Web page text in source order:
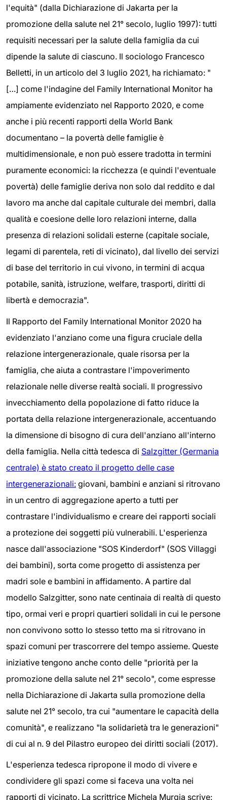
l'equità" (dalla Dichiarazione di Jakarta per la
promozione della salute nel 21° secolo, luglio 1997): tutti
requisiti necessari per la salute della famiglia da cui
dipende la salute di ciascuno. Il sociologo Francesco
Belletti, in un articolo del 3 luglio 2021, ha richiamato: "
[…] come l'indagine del Family International Monitor ha
ampiamente evidenziato nel Rapporto 2020, e come
anche i più recenti rapporti della World Bank
documentano – la povertà delle famiglie è
multidimensionale, e non può essere tradotta in termini
puramente economici: la ricchezza (e quindi l'eventuale
povertà) delle famiglie deriva non solo dal reddito e dal
lavoro ma anche dal capitale culturale dei membri, dalla
qualità e coesione delle loro relazioni interne, dalla
presenza di relazioni solidali esterne (capitale sociale,
legami di parentela, reti di vicinato), dal livello dei servizi
di base del territorio in cui vivono, in termini di acqua
potabile, sanità, istruzione, welfare, trasporti, diritti di
libertà e democrazia".
Il Rapporto del Family International Monitor 2020 ha
evidenziato l'anziano come una figura cruciale della
relazione intergenerazionale, quale risorsa per la
famiglia, che aiuta a contrastare l'impoverimento
relazionale nelle diverse realtà sociali. Il progressivo
invecchiamento della popolazione di fatto riduce la
portata della relazione intergenerazionale, accentuando
la dimensione di bisogno di cura dell'anziano all'interno
della famiglia. Nella città tedesca di Salzgitter (Germania
centrale) è stato creato il progetto delle case
intergenerazionali: giovani, bambini e anziani si ritrovano
in un centro di aggregazione aperto a tutti per
contrastare l'individualismo e creare dei rapporti sociali
a protezione dei soggetti più vulnerabili. L'esperienza
nasce dall'associazione "SOS Kinderdorf" (SOS Villaggi
dei bambini), sorta come progetto di assistenza per
madri sole e bambini in affidamento. A partire dal
modello Salzgitter, sono nate centinaia di realtà di questo
tipo, ormai veri e propri quartieri solidali in cui le persone
non convivono sotto lo stesso tetto ma si ritrovano in
spazi comuni per trascorrere del tempo assieme. Queste
iniziative tengono anche conto delle "priorità per la
promozione della salute nel 21° secolo", come espresse
nella Dichiarazione di Jakarta sulla promozione della
salute nel 21° secolo, tra cui "aumentare le capacità della
comunità", e realizzano "la solidarietà tra le generazioni"
di cui al n. 9 del Pilastro europeo dei diritti sociali (2017).
L'esperienza tedesca ripropone il modo di vivere e
condividere gli spazi come si faceva una volta nei
rapporti di vicinato. La scrittrice Michela Murgia scrive: